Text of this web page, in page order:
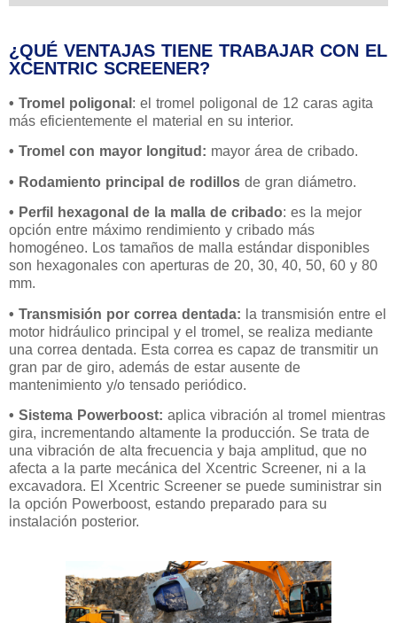
¿QUÉ VENTAJAS TIENE TRABAJAR CON EL
XCENTRIC SCREENER?
• Tromel poligonal : el tromel poligonal de 12 caras agita
más eficientemente el material en su interior.
• Tromel con mayor longitud: mayor área de cribado.
• Rodamiento principal de rodillos de gran diámetro.
• Perfil hexagonal de la malla de cribado: es la mejor
opción entre máximo rendimiento y cribado más
homogéneo. Los tamaños de malla estándar disponibles
son hexagonales con aperturas de 20, 30, 40, 50, 60 y 80
mm.
• Transmisión por correa dentada: la transmisión entre el
motor hidráulico principal y el tromel, se realiza mediante
una correa dentada. Esta correa es capaz de transmitir un
gran par de giro, además de estar ausente de
mantenimiento y/o tensado periódico.
• Sistema Powerboost: aplica vibración al tromel mientras
gira, incrementando altamente la producción. Se trata de
una vibración de alta frecuencia y baja amplitud, que no
afecta a la parte mecánica del Xcentric Screener, ni a la
excavadora. El Xcentric Screener se puede suministrar sin
la opción Powerboost, estando preparado para su
instalación posterior.